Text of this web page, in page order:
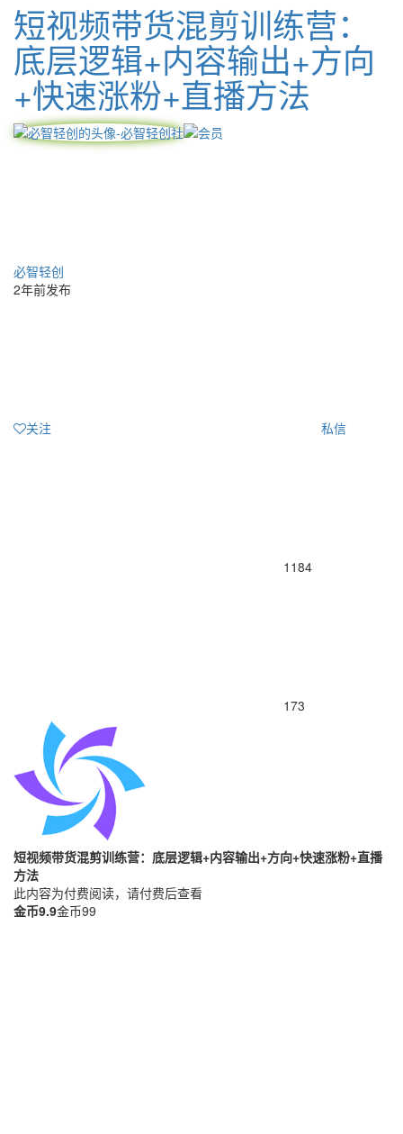
短视频带货混剪训练营：
底层逻辑+内容输出+方向
+快速涨粉+直播方法
必智轻创
2年前发布
关注 私信
1184
173
短视频带货混剪训练营：底层逻辑+内容输出+方向+快速涨粉+直播
方法
此内容为付费阅读，请付费后查看
金币9.9金币99